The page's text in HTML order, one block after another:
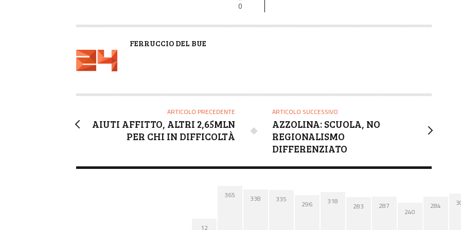
0
A
R
FERRUCCIO DEL BUE
ARTICOLO PRECEDENTE
AIUTI AFFITTO, ALTRI 2,65MLN
PER CHI IN DIFFICOLTÀ
ARTICOLO SUCCESSIVO
AZZOLINA: SCUOLA, NO
REGIONALISMO
DIFFERENZIATO
12
365 338 335
296 318 283 287
240
284